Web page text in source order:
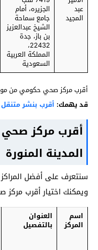
عبد
المجيد
الجزيره، أمام
جامع سماحة
الشيخ عبدالعزيز
بن باز، جدة
22432،
المملكة العربية
السعودية
أقرب مركز صحي حكومي من
قد يهمك: أقرب بنشر
أقرب مركز
المدينة المنورة
سنتعرف على أفضل المراكز
ويمكنك اختيار أقرب
اسم
المركز
العنوان
بالتفصيل